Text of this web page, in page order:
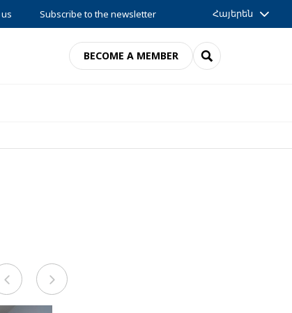
Subscribe to the newsletter Հայերեն
BECOME A MEMBER SEARCH
Previous